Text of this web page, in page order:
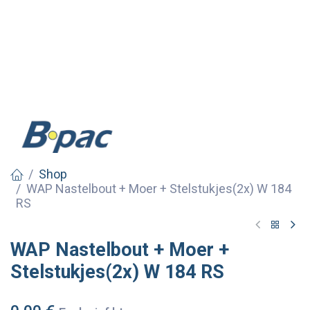
Shop
WAP Nastelbout + Moer + Stelstukjes(2x) W 184
RS
WAP Nastelbout + Moer +
Stelstukjes(2x) W 184 RS